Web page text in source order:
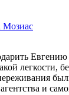
Мозиас
легкости,
и